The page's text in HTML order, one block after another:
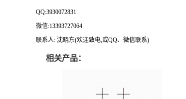
QQ:3930072831
微信:13393727064
联系人: 沈晓东(欢迎致电,或QQ、微信联系)
相关产品：